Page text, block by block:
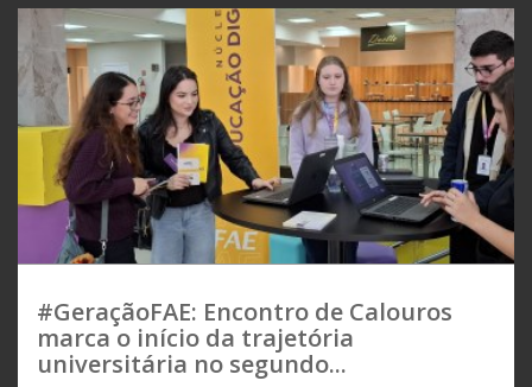
#GeraçãoFAE: Encontro de Calouros
marca o início da trajetória
universitária no segundo...